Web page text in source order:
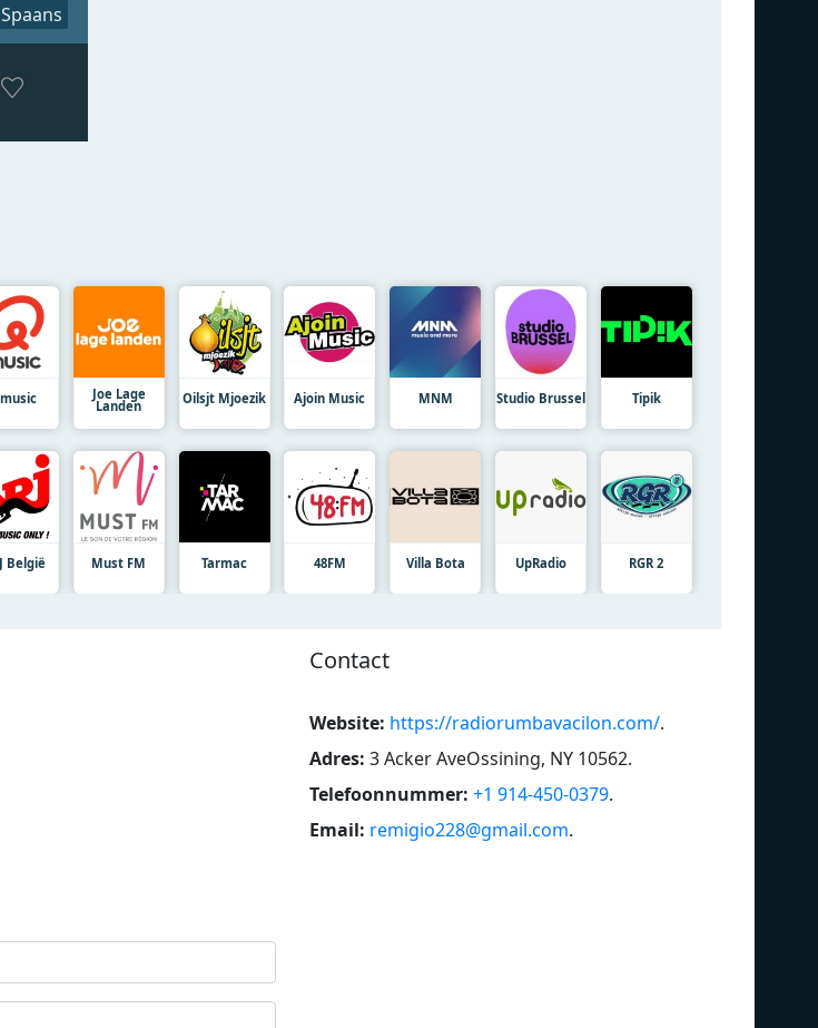
Spaans
Joe Lage
Landen Oilsjt Mjoezik Ajoin Music MNM Studio Brussel Tipik
België Must FM Tarmac 48FM Villa Bota UpRadio RGR 2
Contact
Website: https://radiorumbavacilon.com/.
Adres: 3 Acker AveOssining, NY 10562.
Telefoonnummer: +1 914-450-0379.
Email: remigio228@gmail.com.